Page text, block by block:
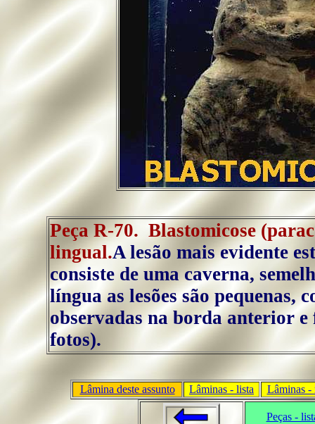
Peça R-70. Blastomicose
lingual.A lesão mais evidente
consiste de uma caverna,
língua as lesões são pequenas,
observadas na borda anterior
fotos).
Lâmina deste assunto Lâminas - lista Lâminas -
Peças -